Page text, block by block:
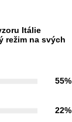
Itálie
režim na svých
55%
22%